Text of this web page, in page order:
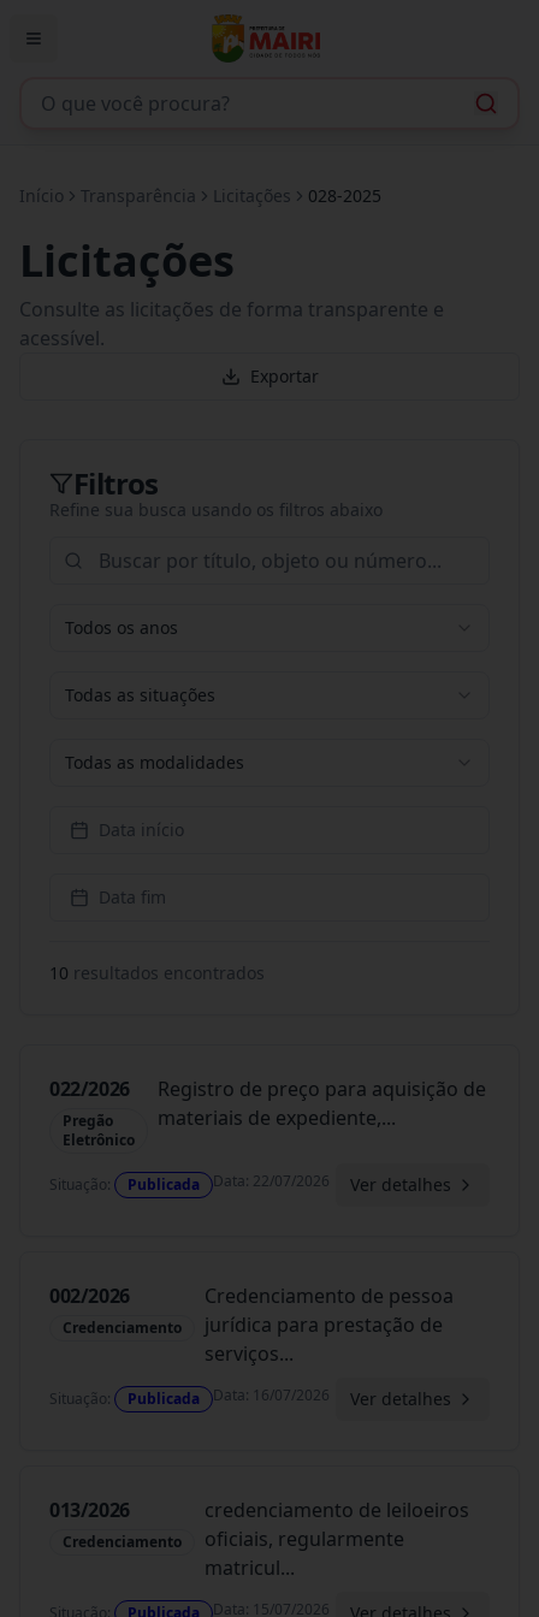
Início Transparência Licitações 028-2025
Licitações
Consulte as licitações de forma transparente e
acessível.
Exportar
Filtros
Refine sua busca usando os filtros abaixo
Todos os anos
Todas as situações
Todas as modalidades
Data início
Data fim
10 resultados encontrados
022/2026
Pregão
Eletrônico
Registro de preço para aquisição de
materiais de expediente,...
Situação: Publicada Data: 22/07/2026 Ver detalhes
002/2026
Credenciamento
Credenciamento de pessoa
jurídica para prestação de
serviços...
Situação: Publicada Data: 16/07/2026 Ver detalhes
013/2026
Credenciamento
credenciamento de leiloeiros
oficiais, regularmente
matricul...
Situação: Publicada Data: 15/07/2026